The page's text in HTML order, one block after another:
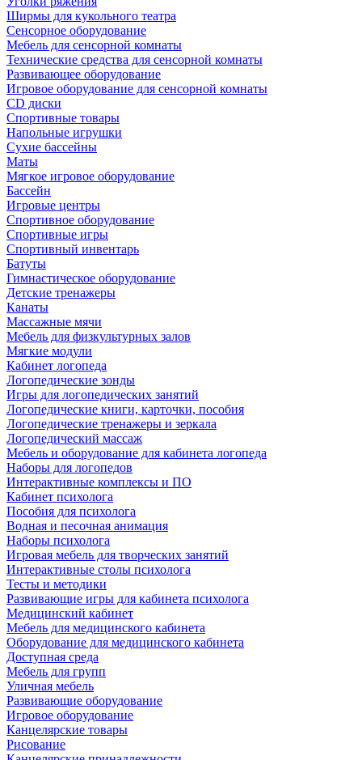
Ширмы для кукольного театра
Сенсорное оборудование
Мебель для сенсорной комнаты
Технические средства для сенсорной комнаты
Развивающее оборудование
Игровое оборудование для сенсорной комнаты
CD диски
Спортивные товары
Напольные игрушки
Сухие бассейны
Маты
Мягкое игровое оборудование
Бассейн
Игровые центры
Спортивное оборудование
Спортивные игры
Спортивный инвентарь
Батуты
Гимнастическое оборудование
Детские тренажеры
Канаты
Массажные мячи
Мебель для физкультурных залов
Мягкие модули
Кабинет логопеда
Логопедические зонды
Игры для логопедических занятий
Логопедические книги, карточки, пособия
Логопедические тренажеры и зеркала
Логопедический массаж
Мебель и оборудование для кабинета логопеда
Наборы для логопедов
Интерактивные комплексы и ПО
Кабинет психолога
Пособия для психолога
Водная и песочная анимация
Наборы психолога
Игровая мебель для творческих занятий
Интерактивные столы психолога
Тесты и методики
Развивающие игры для кабинета психолога
Медицинский кабинет
Мебель для медицинского кабинета
Оборудование для медицинского кабинета
Доступная среда
Мебель для групп
Уличная мебель
Развивающие оборудование
Игровое оборудование
Канцелярские товары
Рисование